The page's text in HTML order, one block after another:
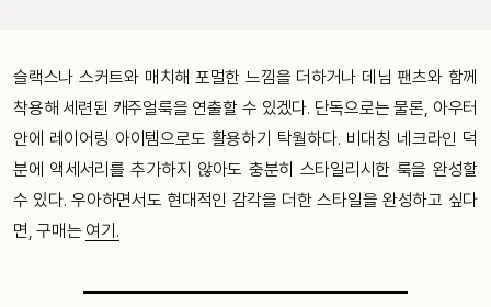
슬랙스나 스커트와 매치해 포멀한 느낌을 더하거나 데님 팬츠와 함께
착용해 세련된 캐주얼룩을 연출할 수 있겠다. 단독으로는 물론, 아우터
안에 레이어링 아이템으로도 활용하기 탁월하다. 비대칭 네크라인 덕
분에 액세서리를 추가하지 않아도 충분히 스타일리시한 룩을 완성할
수 있다. 우아하면서도 현대적인 감각을 더한 스타일을 완성하고 싶다
면, 구매는 여기.